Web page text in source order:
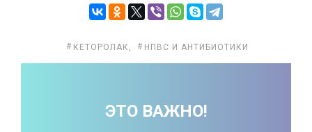
КЕТОРОЛАК , НПВС И АНТИБИОТИКИ
ЭТО ВАЖНО!